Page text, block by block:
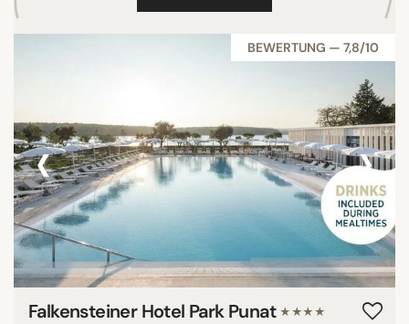
BEWERTUNG — 7,8/10
‹ ›
Falkensteiner Hotel Park Punat ★★★★